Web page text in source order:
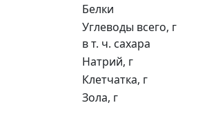
Белки
Углеводы всего, г
в т. ч. сахара
Натрий, г
Клетчатка, г
Зола, г